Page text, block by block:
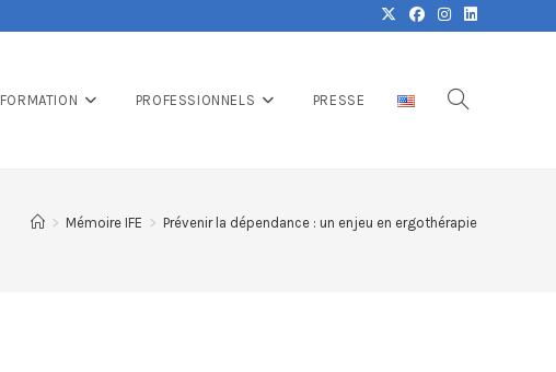
FORMATION PROFESSIONNELS PRESSE
> Mémoire IFE > Prévenir la dépendance : un enjeu en ergothérapie